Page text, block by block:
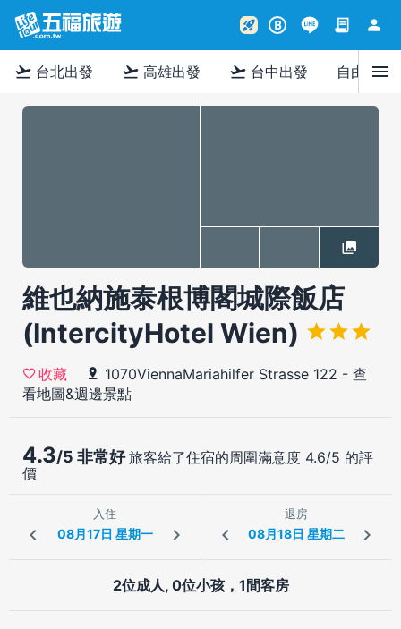
rocket_launch B contract person
flight_takeoff 台北出發 flight_takeoff 高雄出發 flight_takeoff 台中出發 自由行menu
維也納施泰根博閣城際飯店
(IntercityHotel Wien)
收藏 1070ViennaMariahilfer Strasse 122 - 查
看地圖&週邊景點
4.3/5 非常好旅客給了住宿的周圍滿意度 4.6/5 的評
價
入住 退房
2位成人, 0位小孩，1間客房